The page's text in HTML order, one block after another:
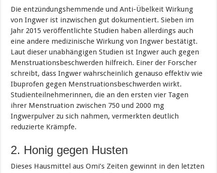
Die entzündungshemmende und Anti-Übelkeit Wirkung
von Ingwer ist inzwischen gut dokumentiert. Sieben im
Jahr 2015 veröffentlichte Studien haben allerdings auch
eine andere medizinische Wirkung von Ingwer bestätigt.
Laut dieser unabhängigen Studien ist Ingwer auch gegen
Menstruationsbeschwerden hilfreich. Einer der Forscher
schreibt, dass Ingwer wahrscheinlich genauso effektiv wie
Ibuprofen gegen Menstruationsbeschwerden wirkt.
Studienteilnehmerinnen, die an den ersten vier Tagen
ihrer Menstruation zwischen 750 und 2000 mg
Ingwerpulver zu sich nahmen, vermerkten deutlich
reduzierte Krämpfe.
2. Honig gegen Husten
Dieses Hausmittel aus Omi’s Zeiten gewinnt in den letzten